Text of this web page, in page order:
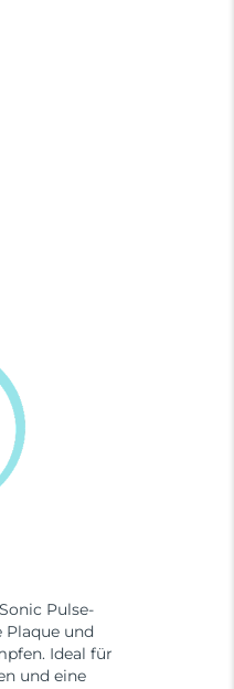
Pulse-
und
Ideal für
und eine